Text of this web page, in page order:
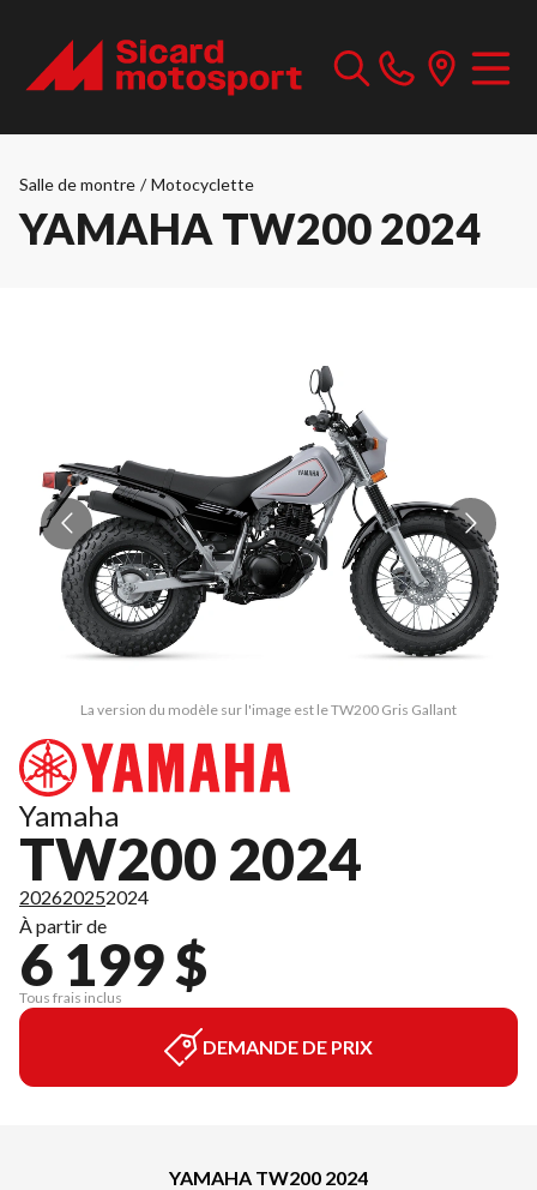
Salle de montre / Motocyclette
YAMAHA TW200 2024
La version du modèle sur l'image est le TW200 Gris Gallant
Yamaha
TW200 2024
202620252024
À partir de
6 199 $
Tous frais inclus
DEMANDE DE PRIX
YAMAHA TW200 2024